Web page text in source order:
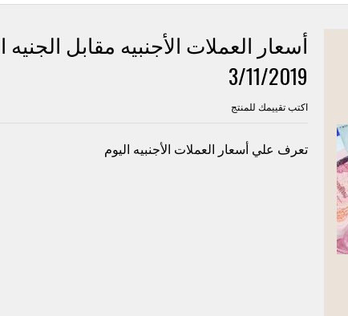
أسعار العملات الأجنبيه مقابل
3/11/2019
اكتب تقييمك للمنتج
تعرف علي أسعار العملات الأجنبيه اليوم